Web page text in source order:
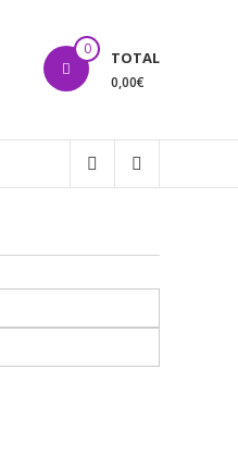
0 TOTAL
0,00€